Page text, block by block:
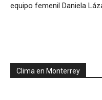
equipo femenil Daniela
Clima en Monterrey